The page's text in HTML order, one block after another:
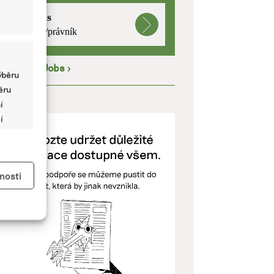
mutualus
právnička/právník
EkoJobs >
NÁS